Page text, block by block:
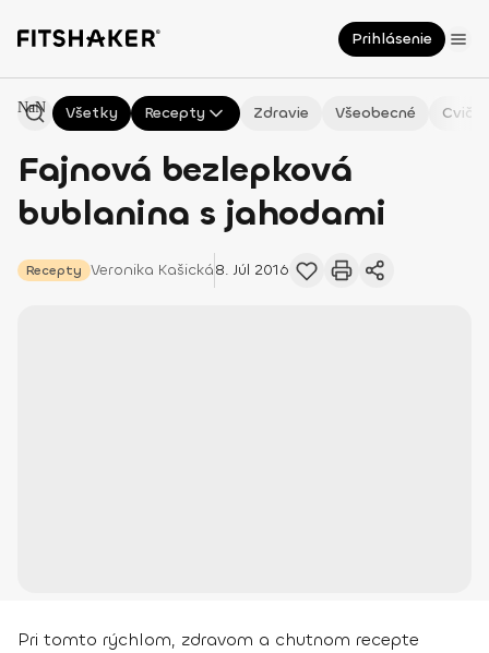
Prihlásenie
Všetky Recepty Zdravie Všeobecné
Fajnová bezlepková
bublanina s jahodami
Recepty Veronika Kašická8. Júl 2016
NaN
Pri tomto rýchlom, zdravom a chutnom recepte